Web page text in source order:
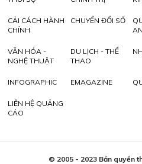
CẢI CÁCH HÀNH
CHÍNH
CHUYỂN ĐỔI SỐ
VĂN HÓA -
NGHỆ THUẬT
DU LỊCH - THỂ
THAO
INFOGRAPHIC EMAGAZINE
LIÊN HỆ QUẢNG
CÁO
© 2005 - 2023 Bản quyền